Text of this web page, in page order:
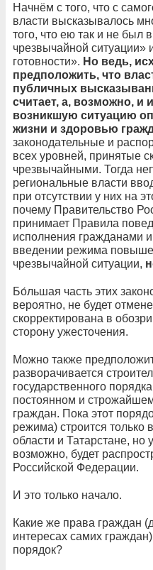
Начнём с того, что с
власти высказывалось
того, что ею так и не был
чрезвычайной
готовности». Но ведь,
предположить, что
публичных
считает, а, возможно, и
возникшую ситуацию
жизни и здоровью
законодательные и
всех уровней, принятые
чрезвычайными. Тогда
региональные власти
при отсутствии у них на
почему Правительство
принимает Правила
исполнения гражданами
введении режима
чрезвычайной ситуации,
Бо́льшая часть этих
вероятно, не будет
скорректирована в
сторону ужесточения.
Можно также
разворачивается
государственного
постоянном и
граждан. Пока этот
режима) строится только
области и Татарстане,
возможно, будет
Российской Федерации.
И это только начало.
Какие же права граждан
интересах самих
порядок?